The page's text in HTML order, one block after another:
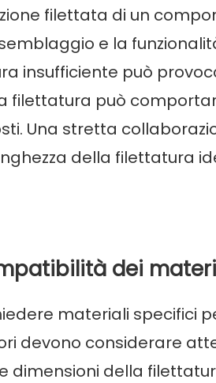
filettata di un
e la
insufficiente può
filettatura può
Una stretta
della filettatura
dei
materiali specifici
devono considerare
dimensioni della